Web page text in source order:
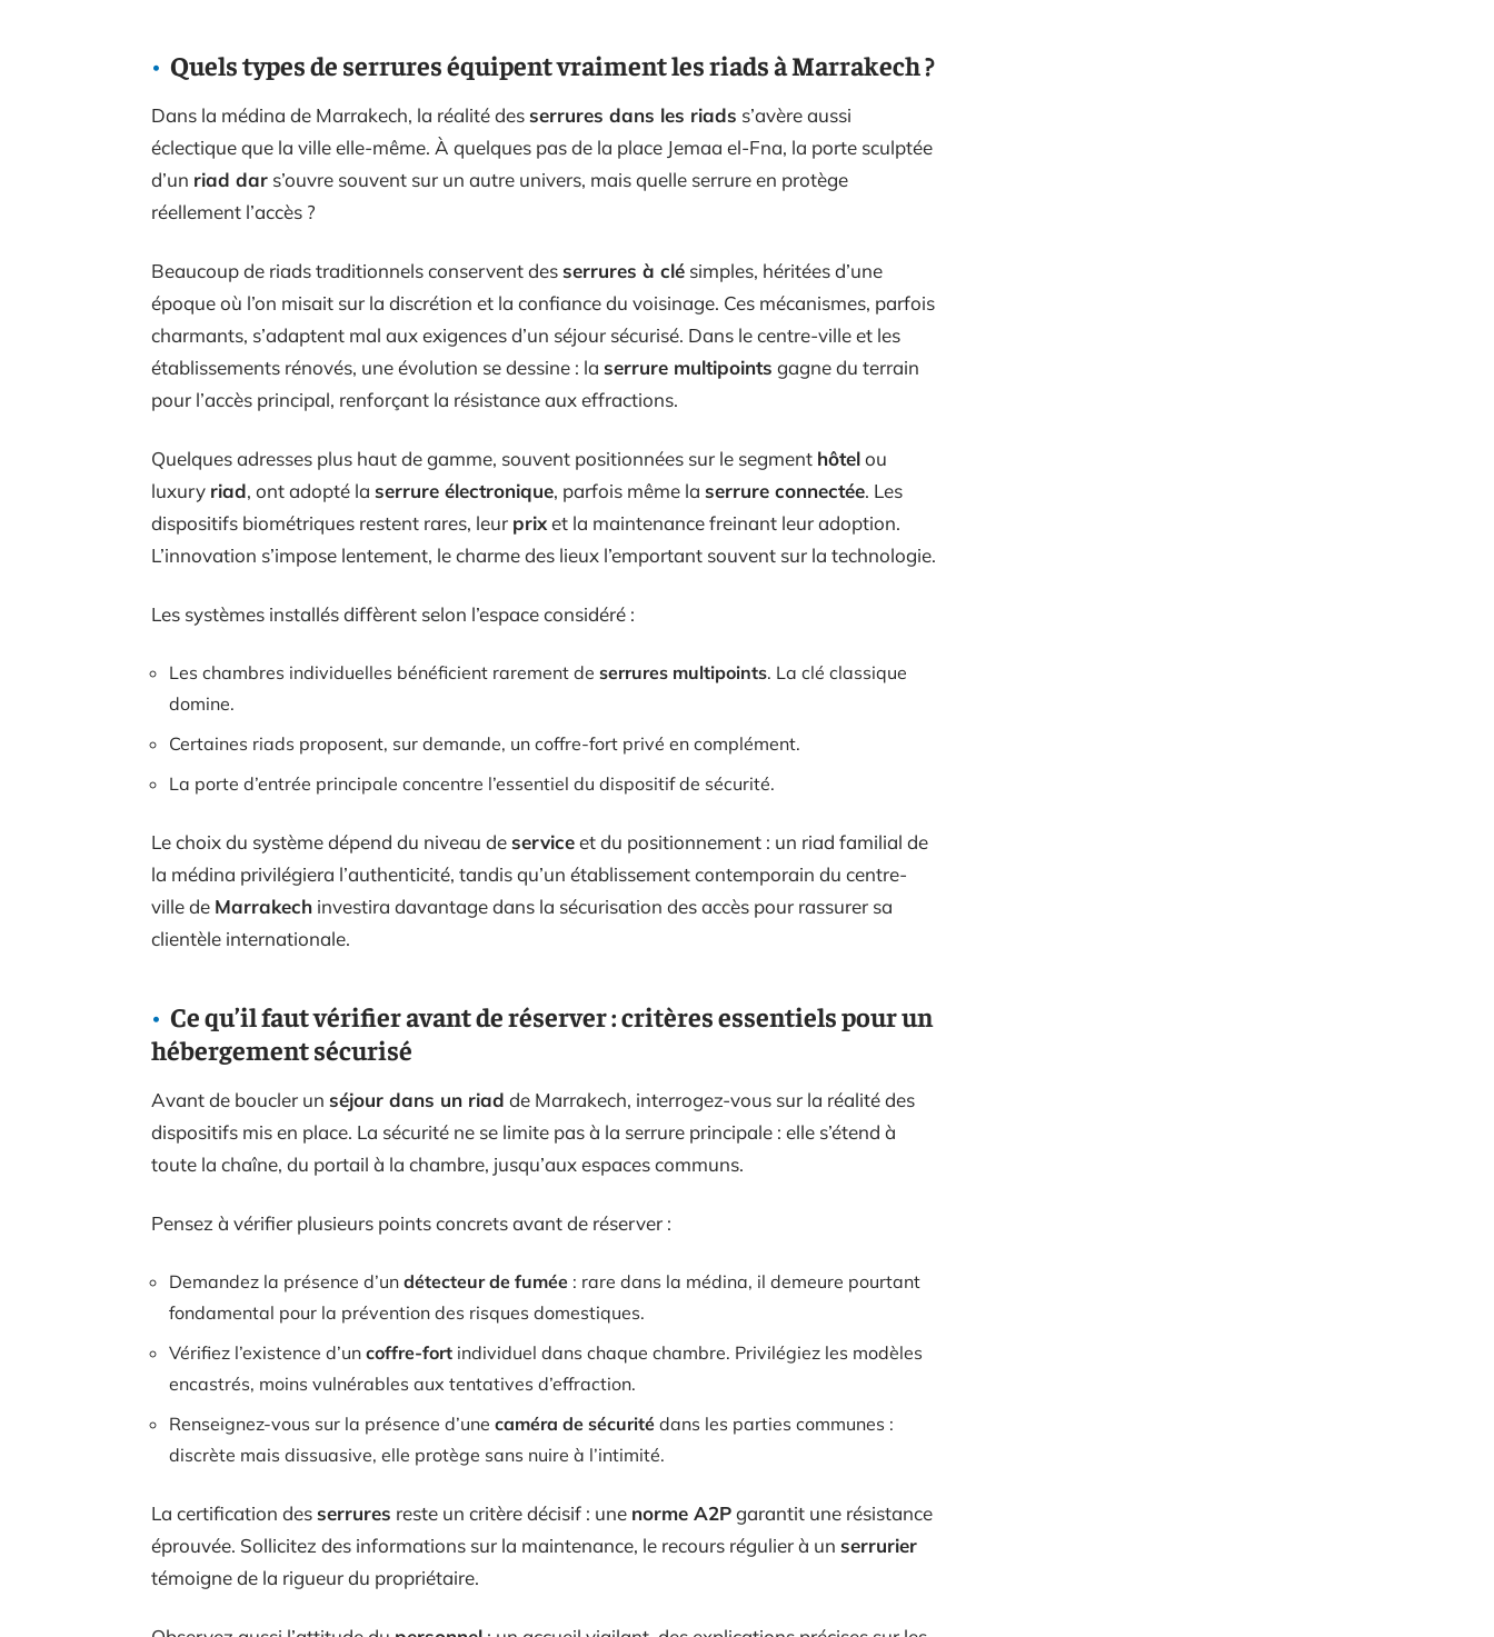
Quels types de serrures équipent vraiment les riads à Marrakech ?
Dans la médina de Marrakech, la réalité desserrures dans les riads s’avère aussi
éclectique que la ville elle-même. À quelques pas de la place Jemaa el-Fna, la porte sculptée
d’un riad dar s’ouvre souvent sur un autre univers, mais quelle serrure en protège
réellement l’accès ?
Beaucoup de riads traditionnels conservent desserrures à clé simples, héritées d’une
époque où l’on misait sur la discrétion et la confiance du voisinage. Ces mécanismes, parfois
charmants, s’adaptent mal aux exigences d’un séjour sécurisé. Dans le centre-ville et les
établissements rénovés, une évolution se dessine : la serrure multipoints gagne du terrain
pour l’accès principal, renforçant la résistance aux effractions.
Quelques adresses plus haut de gamme, souvent positionnées sur le segment hôtelou
luxury riad, ont adopté la serrure électronique, parfois même la serrure connectée. Les
dispositifs biométriques restent rares, leur prixet la maintenance freinant leur adoption.
L’innovation s’impose lentement, le charme des lieux l’emportant souvent sur la technologie.
Les systèmes installés diffèrent selon l’espace considéré :
Les chambres individuelles bénéficient rarement de serrures multipoints. La clé classique
domine.
Certaines riads proposent, sur demande, un coffre-fort privé en complément.
La porte d’entrée principale concentre l’essentiel du dispositif de sécurité.
Le choix du système dépend du niveau deserviceet du positionnement : un riad familial de
la médina privilégiera l’authenticité, tandis qu’un établissement contemporain du centre-
ville de Marrakech investira davantage dans la sécurisation des accès pour rassurer sa
clientèle internationale.
Ce qu’il faut vérifier avant de réserver : critères essentiels pour un
hébergement sécurisé
Avant de boucler un séjour dans un riad de Marrakech, interrogez-vous sur la réalité des
dispositifs mis en place. La sécurité ne se limite pas à la serrure principale : elle s’étend à
toute la chaîne, du portail à la chambre, jusqu’aux espaces communs.
Pensez à vérifier plusieurs points concrets avant de réserver :
Demandez la présence d’un détecteur de fumée : rare dans la médina, il demeure pourtant
fondamental pour la prévention des risques domestiques.
Vérifiez l’existence d’un coffre-fort individuel dans chaque chambre. Privilégiez les modèles
encastrés, moins vulnérables aux tentatives d’effraction.
Renseignez-vous sur la présence d’une caméra de sécurité dans les parties communes :
discrète mais dissuasive, elle protège sans nuire à l’intimité.
La certification desserrures reste un critère décisif : une norme A2Pgarantit une résistance
éprouvée. Sollicitez des informations sur la maintenance, le recours régulier à un serrurier
témoigne de la rigueur du propriétaire.